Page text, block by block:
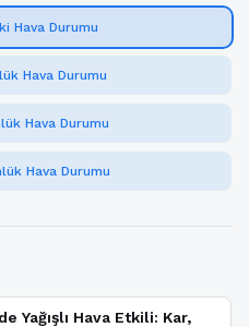
Hava Durumu
Hava Durumu
Hava Durumu
Hava Durumu
Yağışlı Hava Etkili: Kar,